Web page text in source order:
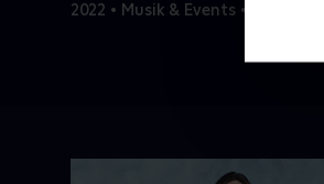
2022 • Musik & Events • 1 t. 22 min